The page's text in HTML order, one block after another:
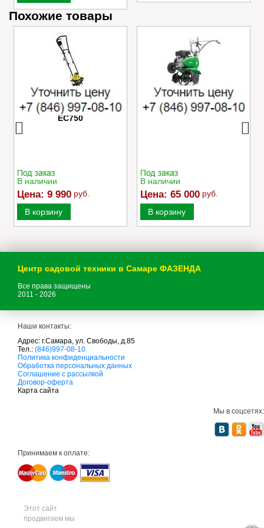
Похожие товары
Электрический
культиватор Champion
EC750
В наличии
Цена: 9 990 руб.
В корзину
Культиватор Caiman
MOKKO 40 C2
В наличии
Цена: 65 000 руб.
В корзину
Центр садовой техники в Самаре ФАЗЕНДА
Все права защищены
2011 - 2026
Наши контакты:
Адрес: г.Самара, ул. Свободы, д.85
Тел.: (846)997-08-10
с
а
д
о
в
и
к
а
м
т
Политика конфиденциальности
Обработка персональных данных
Соглашение с рассылкой
Договор-оферта
Карта сайта
Мы в соцсетях:
Принимаем к оплате:
Этот сайт
продвигаем мы